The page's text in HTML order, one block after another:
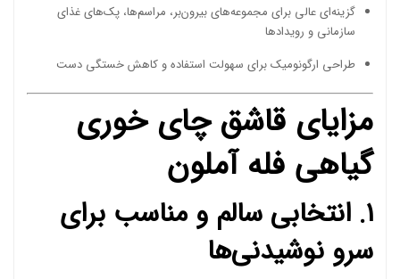
گزینه‌ای عالی برای مجموعه‌های بیرون‌بر، مراسم‌ها، پک‌های غذای
سازمانی و رویدادها
طراحی ارگونومیک برای سهولت استفاده و کاهش خستگی دست
مزایای قاشق چای خوری
گیاهی فله آملون
۱. انتخابی سالم و مناسب برای
سرو نوشیدنی‌ها